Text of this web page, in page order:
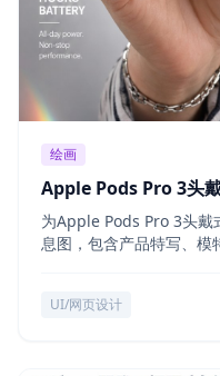
绘画
Apple Pods Pro 3头
为Apple Pods Pro 3头戴
息图，包含产品特写、模
UI/网页设计